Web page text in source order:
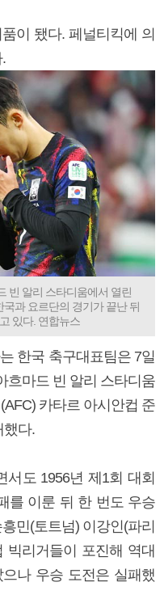
이 됐다. 페널티킥에 의
빈 알리 스타디움에서 열린
과 요르단의 경기가 끝난 뒤
있다. 연합뉴스
한국 축구대표팀은 7일
흐마드 빈 알리 스타디움
카타르 아시안컵 준
했다.
서도 1956년 제1회 대회
를 이룬 뒤 한 번도 우승
민(토트넘) 이강인(파리
빅리거들이 포진해 역대
나 우승 도전은 실패했